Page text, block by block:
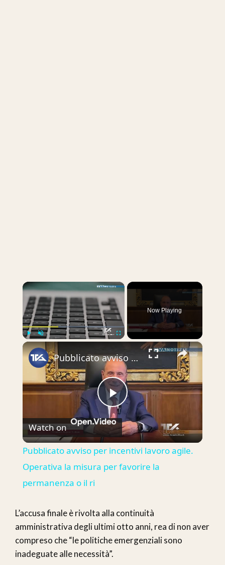
×
Play Unmute
Now Playing
×
Play
Video
Pubblicato avviso per incentivi lavoro agile. Operativa la misura per favorire la permanenza o il ri
Watch on
Pubblicato avviso per incentivi lavoro agile.
Operativa la misura per favorire la
permanenza o il ri
L’accusa finale è rivolta alla continuità
amministrativa degli ultimi otto anni, rea di non aver
compreso che “le politiche emergenziali sono
inadeguate alle necessità”.